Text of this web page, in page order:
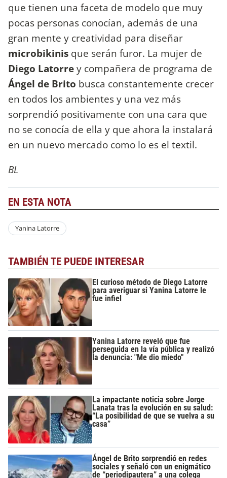
que tienen una faceta de modelo que muy
pocas personas conocían, además de una
gran mente y creatividad para diseñar
microbikinis que serán furor. La mujer de
Diego Latorrey compañera de programa de
Ángel de Brito busca constantemente crecer
en todos los ambientes y una vez más
sorprendió positivamente con una cara que
no se conocía de ella y que ahora la instalará
en un nuevo mercado como lo es el textil.
BL
EN ESTA NOTA
Yanina Latorre
TAMBIÉN TE PUEDE INTERESAR
El curioso método de Diego Latorre
para averiguar si Yanina Latorre le
fue infiel
Yanina Latorre reveló que fue
perseguida en la vía pública y realizó
la denuncia: "Me dio miedo"
La impactante noticia sobre Jorge
Lanata tras la evolución en su salud:
“La posibilidad de que se vuelva a su
casa”
Ángel de Brito sorprendió en redes
sociales y señaló con un enigmático
de “periodipautera” a una colega